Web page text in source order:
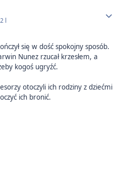
2 l
się w dość spokojny sposób.
Nunez rzucał krzesłem, a
kogoś ugryźć.
otoczyli ich rodziny z dziećmi
ich bronić.